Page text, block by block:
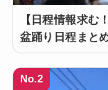
【日程情報求む
盆踊り日程まと
No.2